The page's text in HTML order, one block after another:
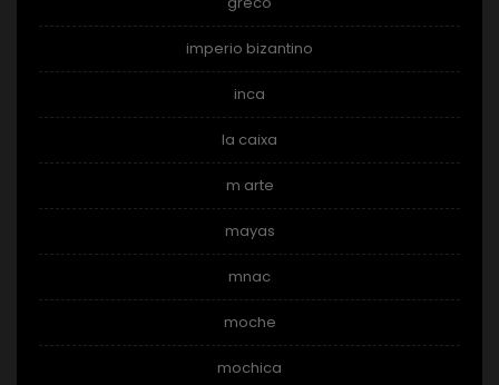
imperio bizantino
inca
la caixa
m arte
mayas
mnac
moche
mochica